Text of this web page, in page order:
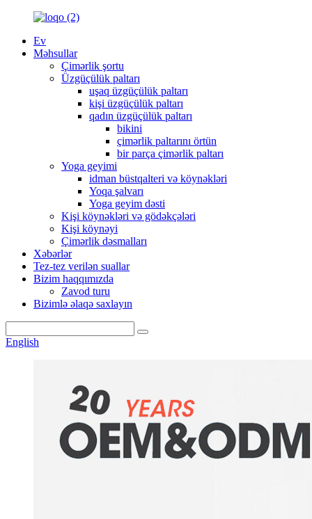
Ev
Məhsullar
Çimərlik şortu
Üzgüçülük paltarı
uşaq üzgüçülük paltarı
kişi üzgüçülük paltarı
qadın üzgüçülük paltarı
bikini
çimərlik paltarını örtün
bir parça çimərlik paltarı
Yoga geyimi
idman büstqalteri və köynəkləri
Yoqa şalvarı
Yoga geyim dəsti
Kişi köynəkləri və gödəkçələri
Kişi köynəyi
Çimərlik dəsmalları
Xəbərlər
Tez-tez verilən suallar
Bizim haqqımızda
Zavod turu
Bizimlə əlaqə saxlayın
English